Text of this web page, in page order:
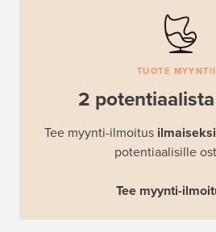
TUOTE
2
Tee myynti-ilmoitus ilmaiseksi
potentiaalisille
Tee myynti-